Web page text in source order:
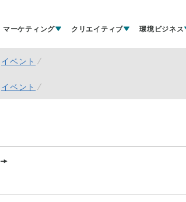
マーケティング クリエイティブ 環境ビジネス
イベント
イベント